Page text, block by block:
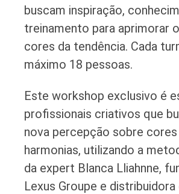
buscam inspiração,
treinamento para aprimorar
cores da tendência. Cada
máximo 18 pessoas.
Este workshop exclusivo é
profissionais criativos que
nova percepção sobre cores
harmonias, utilizando a
da expert Blanca Lliahnne,
Lexus Groupe e distribuidora